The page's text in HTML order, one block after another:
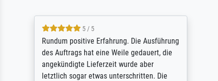
5 / 5
Rundum positive Erfahrung. Die Ausführung
des Auftrags hat eine Weile gedauert, die
angekündigte Lieferzeit wurde aber
letztlich sogar etwas unterschritten. Die